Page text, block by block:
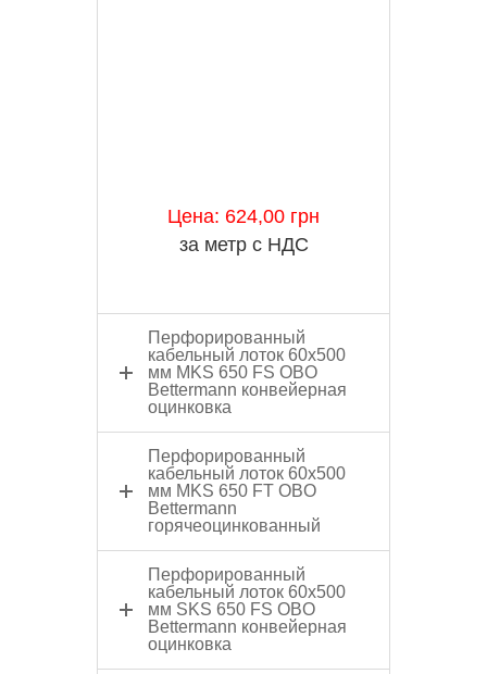
Цена: 624,00 грн
за метр с НДС
Перфорированный
кабельный лоток 60x500
мм MKS 650 FS OBO
Bettermann конвейерная
оцинковка
Перфорированный
кабельный лоток 60x500
мм MKS 650 FT OBO
Bettermann
горячеоцинкованный
Перфорированный
кабельный лоток 60x500
мм SKS 650 FS OBO
Bettermann конвейерная
оцинковка